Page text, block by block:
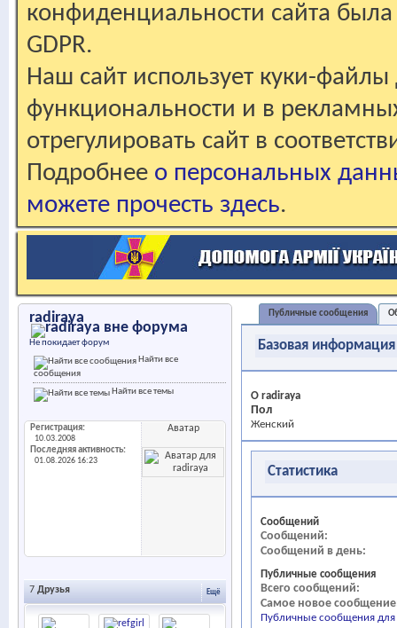
конфиденциальности сайта
GDPR.
Наш сайт использует куки-файлы
функциональности и в
отрегулировать сайт в
Подробнее о персональных
можете прочесть здесь.
radiraya
Не покидает форум
Найти все
сообщения
Найти все темы
Регистрация
10.03.2008
Последняя активность
01.08.2026 16:23
Аватар
Ещё
7 Друзья
Публичные сообщения
Базовая информация
О radiraya
Пол
Женский
Статистика
Сообщений
Сообщений
Сообщений в день
Публичные сообщения
Всего сообщений
Самое новое сообщение
Публичные сообщения